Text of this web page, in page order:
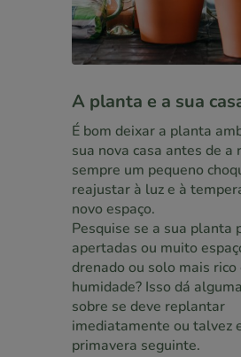
A planta e a sua
É bom deixar a planta
sua nova casa antes de a
sempre um pequeno
reajustar à luz e à
novo espaço.
Pesquise se a sua planta
apertadas ou muito
drenado ou solo mais rico
humidade? Isso dá
sobre se deve replantar
imediatamente ou talvez
primavera seguinte.